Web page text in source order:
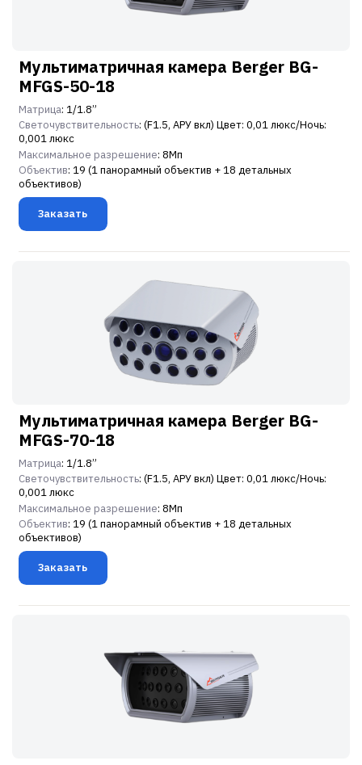
Мультиматричная камера Berger BG-
MFGS-50-18
Матрица: 1/1.8”
Светочувствительность: (F1.5, АРУ вкл) Цвет: 0,01 люкс/Ночь:
0,001 люкс
Максимальное разрешение: 8Мп
Объектив: 19 (1 панорамный объектив + 18 детальных
объективов)
Заказать
Мультиматричная камера Berger BG-
MFGS-70-18
Матрица: 1/1.8”
Светочувствительность: (F1.5, АРУ вкл) Цвет: 0,01 люкс/Ночь:
0,001 люкс
Максимальное разрешение: 8Мп
Объектив: 19 (1 панорамный объектив + 18 детальных
объективов)
Заказать